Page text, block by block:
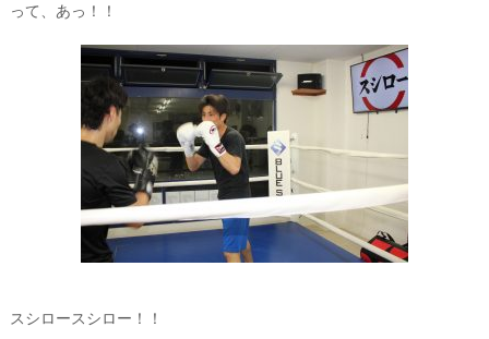
って、あっ！！
スシロースシロー！！